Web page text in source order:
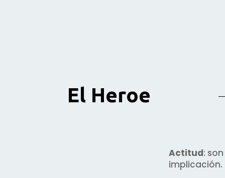
El Heroe
Actitud:
implicación.